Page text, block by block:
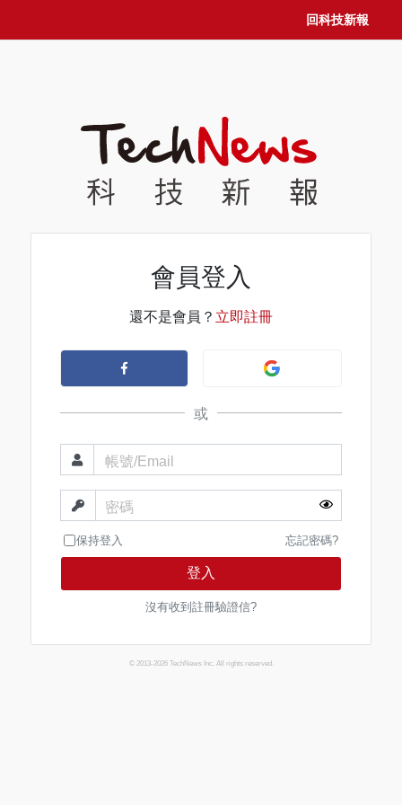
回科技新報
會員登入
還不是會員？ 立即註冊
或
帳號/Email
密碼
保持登入 忘記密碼?
登入
沒有收到註冊驗證信?
© 2013-2026 TechNews Inc. All rights reserved.